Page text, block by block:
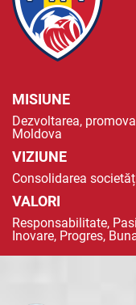
MISIUNE
Dezvoltarea,
Moldova
VIZIUNE
Consolidarea
VALORI
Responsabilitate,
Inovare, Progres,